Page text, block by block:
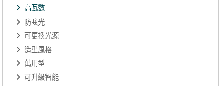
高瓦數
防眩光
可更換光源
造型風格
萬用型
可升級智能